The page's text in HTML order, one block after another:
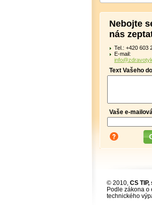
Nebojte
nás
Tel.: +420 603
E-mail:
Text Vašeho
Vaše e-
© 2010, CS TIP,
Podle zákona o
technického